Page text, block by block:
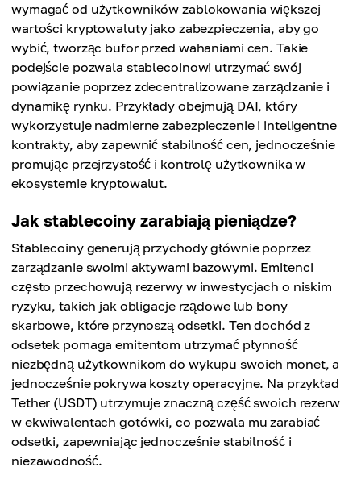
wymagać od użytkowników zablokowania większej
wartości kryptowaluty jako zabezpieczenia, aby go
wybić, tworząc bufor przed wahaniami cen. Takie
podejście pozwala stablecoinowi utrzymać swój
powiązanie poprzez zdecentralizowane zarządzanie i
dynamikę rynku. Przykłady obejmują DAI, który
wykorzystuje nadmierne zabezpieczenie i inteligentne
kontrakty, aby zapewnić stabilność cen, jednocześnie
promując przejrzystość i kontrolę użytkownika w
ekosystemie kryptowalut.
Jak stablecoiny zarabiają pieniądze?
Stablecoiny generują przychody głównie poprzez
zarządzanie swoimi aktywami bazowymi. Emitenci
często przechowują rezerwy w inwestycjach o niskim
ryzyku, takich jak obligacje rządowe lub bony
skarbowe, które przynoszą odsetki. Ten dochód z
odsetek pomaga emitentom utrzymać płynność
niezbędną użytkownikom do wykupu swoich monet, a
jednocześnie pokrywa koszty operacyjne. Na przykład
Tether (USDT) utrzymuje znaczną część swoich rezerw
w ekwiwalentach gotówki, co pozwala mu zarabiać
odsetki, zapewniając jednocześnie stabilność i
niezawodność.